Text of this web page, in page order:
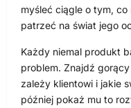
myśleć ciągle o tym,
patrzeć na świat jego
Każdy niemal produkt
problem. Znajdź
zależy klientowi i jakie
później pokaż mu to